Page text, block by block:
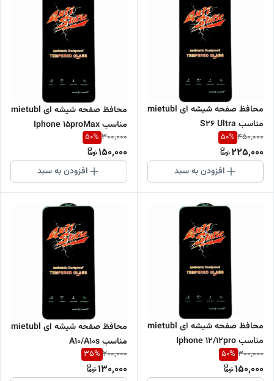
محافظ صفحه شیشه ای mietubl
مناسب S26 Ultra
450,000
50%
225,000
افزودن به سبد
محافظ صفحه شیشه ای mietubl
مناسب Iphone 15proMax
300,000
50%
150,000
افزودن به سبد
محافظ صفحه شیشه ای mietubl
مناسب Iphone 12/12pro
300,000
50%
150,000
محافظ صفحه شیشه ای mietubl
مناسب A10/A10s
200,000
35%
130,000